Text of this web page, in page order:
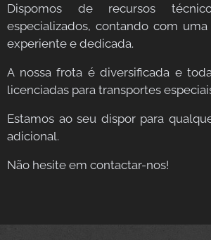
Dispomos de recursos
especializados, contando com
experiente e dedicada.
A nossa frota é diversificada e
licenciadas para transportes
Estamos ao seu dispor para
adicional.
Não hesite em contactar-nos!